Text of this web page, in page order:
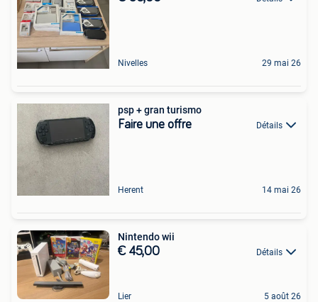
Nivelles 29 mai 26
psp + gran turismo
Faire une offre Détails
Herent 14 mai 26
Nintendo wii
€ 45,00 Détails
Lier 5 août 26